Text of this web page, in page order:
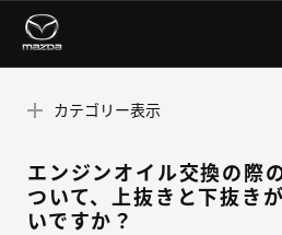
カテゴリー表示
エンジンオイル交換の際
ついて、上抜きと下抜き
いですか？